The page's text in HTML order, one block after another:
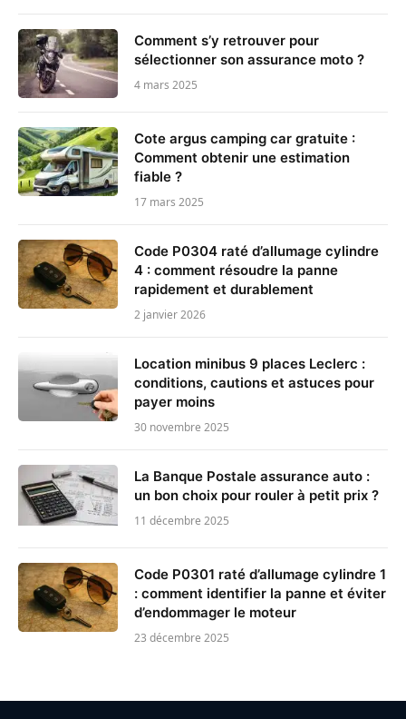
Comment s’y retrouver pour
sélectionner son assurance moto ?
4 mars 2025
Cote argus camping car gratuite :
Comment obtenir une estimation
fiable ?
17 mars 2025
Code P0304 raté d’allumage cylindre
4 : comment résoudre la panne
rapidement et durablement
2 janvier 2026
Location minibus 9 places Leclerc :
conditions, cautions et astuces pour
payer moins
30 novembre 2025
La Banque Postale assurance auto :
un bon choix pour rouler à petit prix ?
11 décembre 2025
Code P0301 raté d’allumage cylindre 1
: comment identifier la panne et éviter
d’endommager le moteur
23 décembre 2025